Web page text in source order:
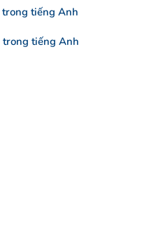
trong tiếng Anh
trong tiếng Anh